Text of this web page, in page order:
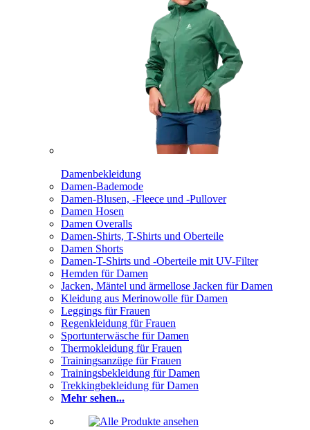
Damenbekleidung
Damen-Bademode
Damen-Blusen, -Fleece und -Pullover
Damen Hosen
Damen Overalls
Damen-Shirts, T-Shirts und Oberteile
Damen Shorts
Damen-T-Shirts und -Oberteile mit UV-Filter
Hemden für Damen
Jacken, Mäntel und ärmellose Jacken für Damen
Kleidung aus Merinowolle für Damen
Leggings für Frauen
Regenkleidung für Frauen
Sportunterwäsche für Damen
Thermokleidung für Frauen
Trainingsanzüge für Frauen
Trainingsbekleidung für Damen
Trekkingbekleidung für Damen
Mehr sehen...